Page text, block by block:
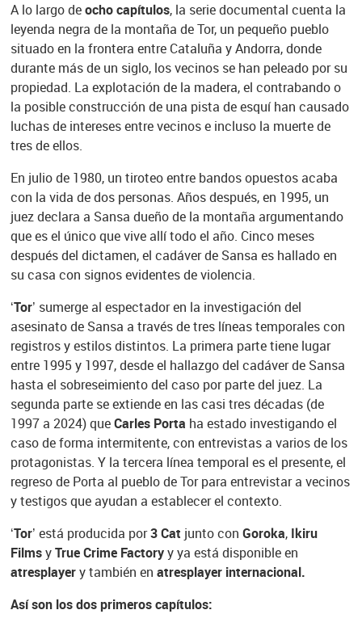
A lo largo deocho capítulos, la serie documental cuenta la
leyenda negra de la montaña de Tor, un pequeño pueblo
situado en la frontera entre Cataluña y Andorra, donde
durante más de un siglo, los vecinos se han peleado por su
propiedad. La explotación de la madera, el contrabando o
la posible construcción de una pista de esquí han causado
luchas de intereses entre vecinos e incluso la muerte de
tres de ellos.
En julio de 1980, un tiroteo entre bandos opuestos acaba
con la vida de dos personas. Años después, en 1995, un
juez declara a Sansa dueño de la montaña argumentando
que es el único que vive allí todo el año. Cinco meses
después del dictamen, el cadáver de Sansa es hallado en
su casa con signos evidentes de violencia.
‘Tor’ sumerge al espectador en la investigación del
asesinato de Sansa a través de tres líneas temporales con
registros y estilos distintos. La primera parte tiene lugar
entre 1995 y 1997, desde el hallazgo del cadáver de Sansa
hasta el sobreseimiento del caso por parte del juez. La
segunda parte se extiende en las casi tres décadas (de
1997 a 2024) queCarles Porta ha estado investigando el
caso de forma intermitente, con entrevistas a varios de los
protagonistas. Y la tercera línea temporal es el presente, el
regreso de Porta al pueblo de Tor para entrevistar a vecinos
y testigos que ayudan a establecer el contexto.
‘Tor’ está producida por3 Cat junto con Goroka, Ikiru
FilmsyTrue Crime Factoryy ya está disponible en
atresplayery también en atresplayer internacional.
Así son los dos primeros capítulos: